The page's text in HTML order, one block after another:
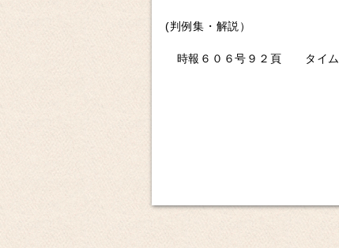
(判例集・解説）
時報６０６号９２頁 タイム